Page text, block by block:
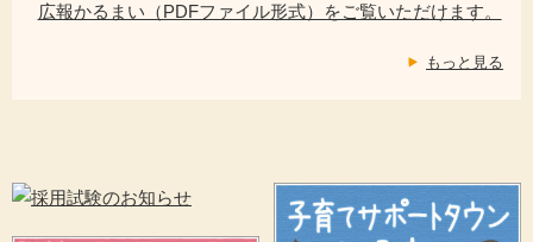
広報かるまい（PDFファイル形式）をご覧いただけます。
もっと見る